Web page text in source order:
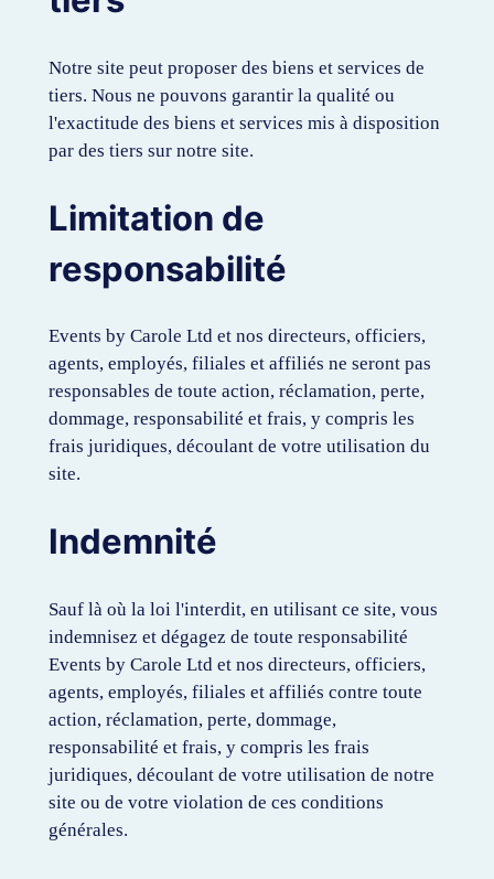
Notre site peut proposer des biens et services de
tiers. Nous ne pouvons garantir la qualité ou
l'exactitude des biens et services mis à disposition
par des tiers sur notre site.
Limitation de
responsabilité
Events by Carole Ltd et nos directeurs, officiers,
agents, employés, filiales et affiliés ne seront pas
responsables de toute action, réclamation, perte,
dommage, responsabilité et frais, y compris les
frais juridiques, découlant de votre utilisation du
site.
Indemnité
Sauf là où la loi l'interdit, en utilisant ce site, vous
indemnisez et dégagez de toute responsabilité
Events by Carole Ltd et nos directeurs, officiers,
agents, employés, filiales et affiliés contre toute
action, réclamation, perte, dommage,
responsabilité et frais, y compris les frais
juridiques, découlant de votre utilisation de notre
site ou de votre violation de ces conditions
générales.